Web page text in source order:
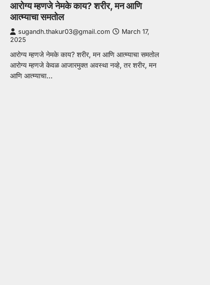
आरोग्य म्हणजे नेमके काय? शरीर, मन आणि
आत्म्याचा समतोल
sugandh.thakur03@gmail.com
March 17,
2025
आरोग्य म्हणजे नेमके काय? शरीर, मन आणि आत्म्याचा समतोल
आरोग्य म्हणजे केवळ आजारमुक्त अवस्था नव्हे, तर शरीर, मन
आणि आत्म्याचा…